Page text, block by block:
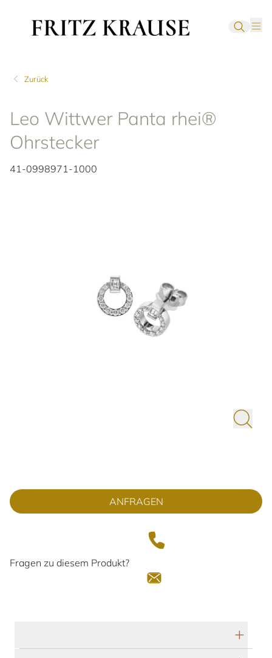
Zurück
Leo Wittwer Panta rhei®
Ohrstecker
41-0998971-1000
ANFRAGEN
Fragen zu diesem Produkt?